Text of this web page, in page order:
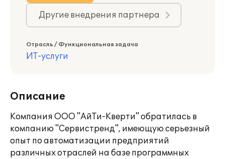
Другие внедрения партнера
Отрасль / Функциональная задача
ИТ-услуги
Описание
Компания ООО "АйТи-Кверти" обратилась в
компанию "Сервистренд", имеющую серьезный
опыт по автоматизации предприятий
различных отраслей на базе программных